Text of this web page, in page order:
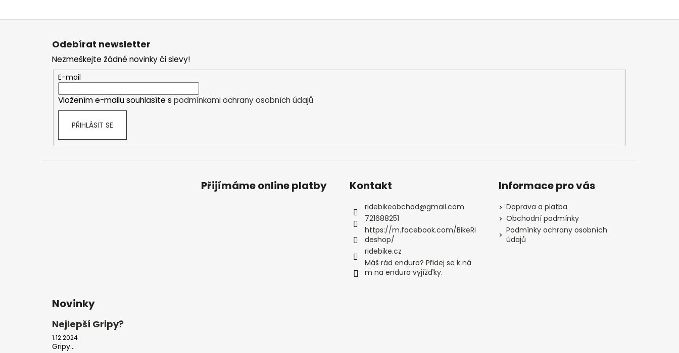
Z
Odebírat newsletter
Nezmeškejte žádné novinky či slevy!
E-mail
Vložením e-mailu souhlasíte s podmínkami ochrany osobních údajů
PŘIHLÁSIT SE
Přijímáme online platby Kontakt
ridebikeobchod@gmail.com
721688251
https://m.facebook.com/BikeRi
deshop/
ridebike.cz
Máš rád enduro? Přidej se k ná
m na enduro vyjížďky.
Informace pro vás
Doprava a platba
Obchodní podmínky
Podmínky ochrany osobních
údajů
Novinky
Nejlepší Gripy?
1.12.2024
Gripy...